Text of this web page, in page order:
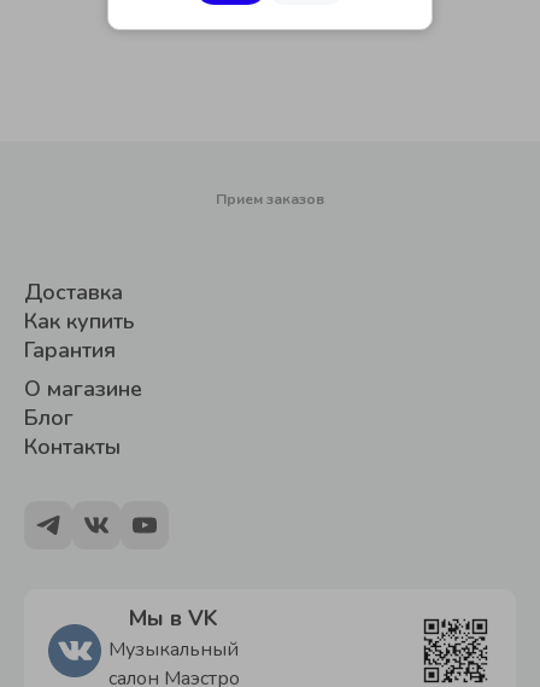
Доставка
Как купить
Гарантия
О магазине
Блог
Контакты
Прием заказов
Мы в VK
Музыкальный
салон Маэстро